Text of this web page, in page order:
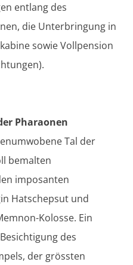
entlang des
die Unterbringung in
sowie Vollpension
Pharaonen
Tal der
bemalten
imposanten
Hatschepsut und
Kolosse. Ein
des
der grössten